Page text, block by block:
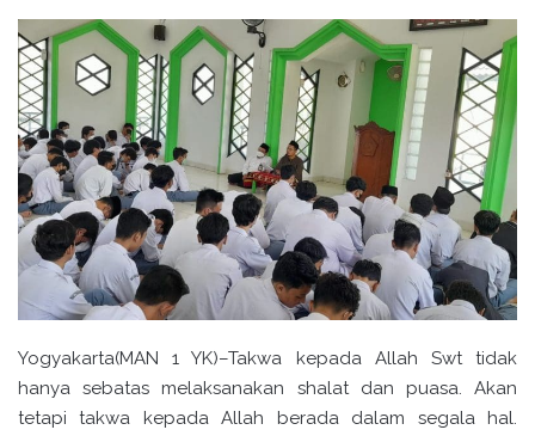
Yogyakarta(MAN 1 YK)–Takwa kepada Allah Swt tidak
hanya sebatas melaksanakan shalat dan puasa. Akan
tetapi takwa kepada Allah berada dalam segala hal.